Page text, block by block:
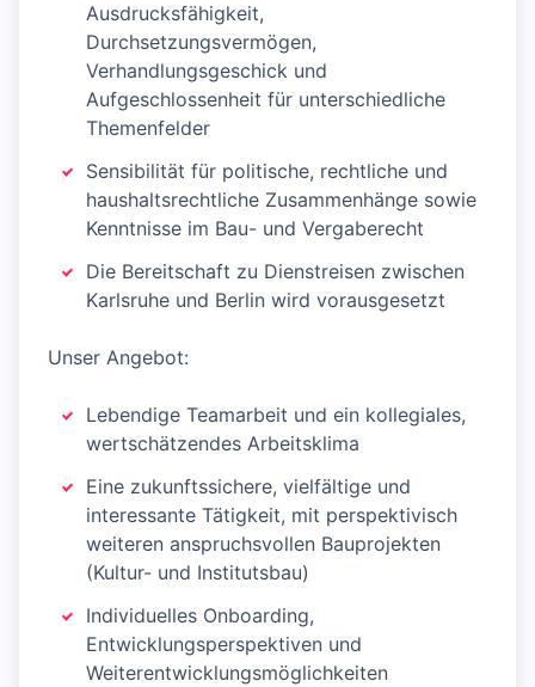
Ausdrucksfähigkeit,
Durchsetzungsvermögen,
Verhandlungsgeschick und
Aufgeschlossenheit für unterschiedliche
Themenfelder
Sensibilität für politische, rechtliche und
haushaltsrechtliche Zusammenhänge sowie
Kenntnisse im Bau- und Vergaberecht
Die Bereitschaft zu Dienstreisen zwischen
Karlsruhe und Berlin wird vorausgesetzt
Unser Angebot:
Lebendige Teamarbeit und ein kollegiales,
wertschätzendes Arbeitsklima
Eine zukunftssichere, vielfältige und
interessante Tätigkeit, mit perspektivisch
weiteren anspruchsvollen Bauprojekten
(Kultur- und Institutsbau)
Individuelles Onboarding,
Entwicklungsperspektiven und
Weiterentwicklungsmöglichkeiten